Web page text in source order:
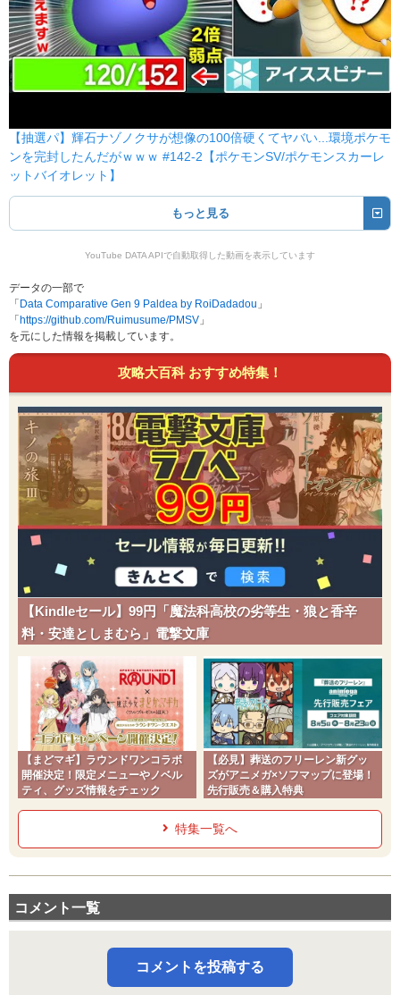
【抽選パ】輝石ナゾノクサが想像の100倍硬くてヤバい...環境ポケモ
ンを完封したんだがｗｗｗ #142-2【ポケモンSV/ポケモンスカーレ
ットバイオレット】
もっと見る
YouTube DATA APIで自動取得した動画を表示しています
データの一部で
「Data Comparative Gen 9 Paldea by RoiDadadou 」
「https://github.com/Ruimusume/PMSV 」
を元にした情報を掲載しています。
攻略大百科 おすすめ特集！
【Kindleセール】99円「魔法科高校の劣等生・狼と香辛
料・安達としまむら」電撃文庫
【まどマギ】ラウンドワンコラボ
開催決定！限定メニューやノベル
ティ、グッズ情報をチェック
【必見】葬送のフリーレン新グッ
ズがアニメガ×ソフマップに登場！
先行販売＆購入特典
特集一覧へ
コメント一覧
コメントを投稿する